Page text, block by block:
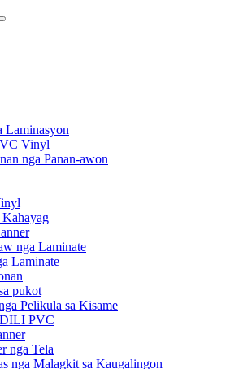
Laminasyon
Vinyl
nga Panan-awon
Kahayag
nga Laminate
Laminate
pukot
Pelikula sa Kisame
PVC
nga Tela
nga Malagkit sa Kaugalingon